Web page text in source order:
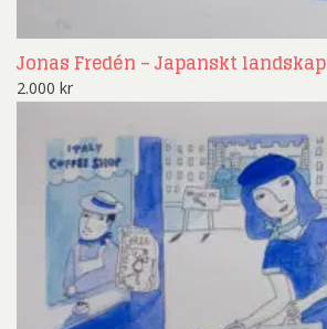
Jonas Fredén – Japanskt landskap
2.000 kr